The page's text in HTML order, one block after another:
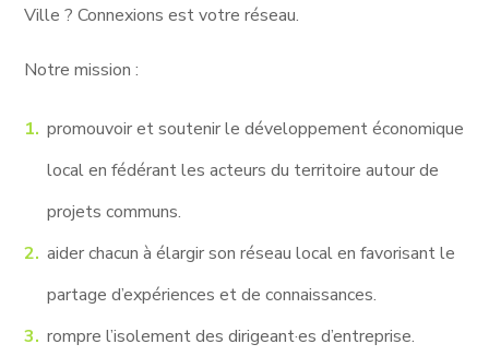
Ville ? Connexions est votre réseau.
Notre mission :
promouvoir et soutenir le développement économique
local en fédérant les acteurs du territoire autour de
projets communs.
aider chacun à élargir son réseau local en favorisant le
partage d’expériences et de connaissances.
rompre l’isolement des dirigeant·es d’entreprise.